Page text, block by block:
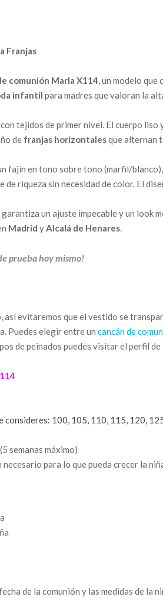
Franjas
comunión Marla X114, un modelo
infantil para madres que valoran la
tejidos de primer nivel. El cuerpo
de franjas horizontalesque alternan
fajín en tono sobre tono (marfil/
riqueza sin necesidad de color. El
garantiza un ajuste impecable y un look
Madrid yAlcalá de Henares.
prueba hoy mismo!
evitaremos que el vestido se
Puedes elegir entre un cancán de
de peinados puedes visitar el perfil de
consideres: 100, 105, 110, 115, 120,
semanas máximo)
para lo que pueda crecer la
de la comunión y las medidas de la